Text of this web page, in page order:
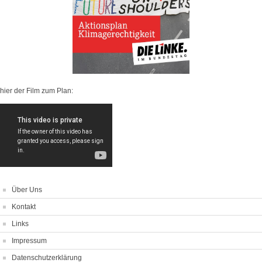
hier der Film zum Plan:
Über Uns
Kontakt
Links
Impressum
Datenschutzerklärung